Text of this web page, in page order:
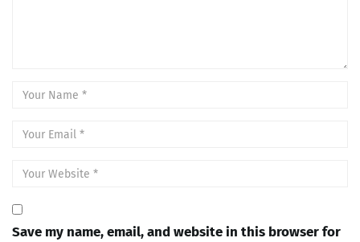
Save my name, email, and website in this browser for